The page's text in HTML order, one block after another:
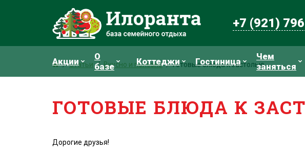
+7 (921)
Акции
О
базе
Коттеджи Гостиница
Чем
заняться
Статьи Вкусно и полезно Готовые блюда к застолью
ГОТОВЫЕ БЛЮДА К
​Дорогие друзья!